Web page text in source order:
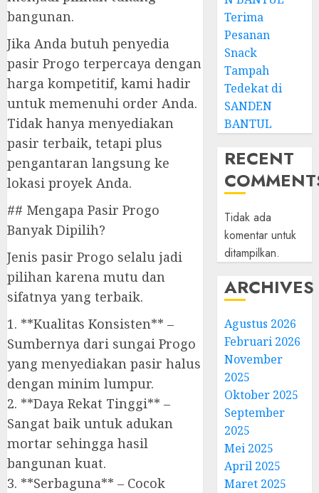
bangunan.
Jika Anda butuh penyedia
pasir Progo terpercaya dengan
harga kompetitif, kami hadir
untuk memenuhi order Anda.
Tidak hanya menyediakan
pasir terbaik, tetapi plus
pengantaran langsung ke
lokasi proyek Anda.
## Mengapa Pasir Progo
Banyak Dipilih?
Jenis pasir Progo selalu jadi
pilihan karena mutu dan
sifatnya yang terbaik.
1. **Kualitas Konsisten** –
Sumbernya dari sungai Progo
yang menyediakan pasir halus
dengan minim lumpur.
2. **Daya Rekat Tinggi** –
Sangat baik untuk adukan
mortar sehingga hasil
bangunan kuat.
3. **Serbaguna** – Cocok
Terima
Pesanan
Snack
Tampah
Tedekat di
SANDEN
BANTUL
RECENT
Tidak ada
komentar untuk
ditampilkan.
ARCHIVES
Agustus 2026
Februari 2026
November
2025
Oktober 2025
September
2025
Mei 2025
April 2025
Maret 2025